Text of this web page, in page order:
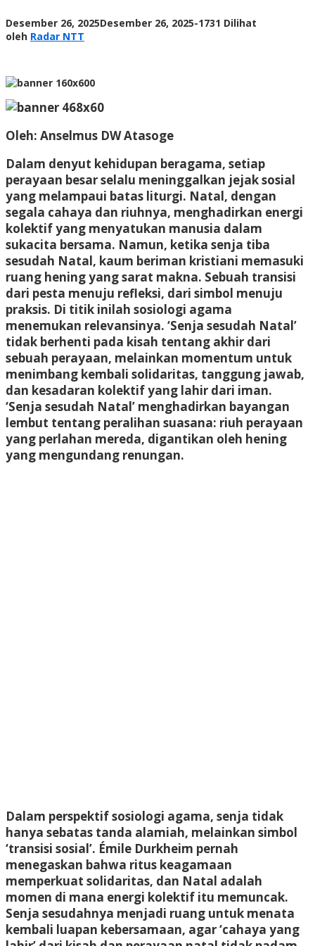
Desember 26, 2025Desember 26, 2025oleh
-1731 Dilihat
oleh Radar NTT
Oleh: Anselmus DW Atasoge
Dalam denyut kehidupan beragama, setiap
perayaan besar selalu meninggalkan jejak sosial
yang melampaui batas liturgi. Natal, dengan
segala cahaya dan riuhnya, menghadirkan energi
kolektif yang menyatukan manusia dalam
sukacita bersama. Namun, ketika senja tiba
sesudah Natal, kaum beriman kristiani memasuki
ruang hening yang sarat makna. Sebuah transisi
dari pesta menuju refleksi, dari simbol menuju
praksis. Di titik inilah sosiologi agama
menemukan relevansinya. ‘Senja sesudah Natal’
tidak berhenti pada kisah tentang akhir dari
sebuah perayaan, melainkan momentum untuk
menimbang kembali solidaritas, tanggung jawab,
dan kesadaran kolektif yang lahir dari iman.
‘Senja sesudah Natal’ menghadirkan bayangan
lembut tentang peralihan suasana: riuh perayaan
yang perlahan mereda, digantikan oleh hening
yang mengundang renungan.
Dalam perspektif sosiologi agama, senja tidak
hanya sebatas tanda alamiah, melainkan simbol
‘transisi sosial’. Émile Durkheim pernah
menegaskan bahwa ritus keagamaan
memperkuat solidaritas, dan Natal adalah
momen di mana energi kolektif itu memuncak.
Senja sesudahnya menjadi ruang untuk menata
kembali luapan kebersamaan, agar ‘cahaya yang